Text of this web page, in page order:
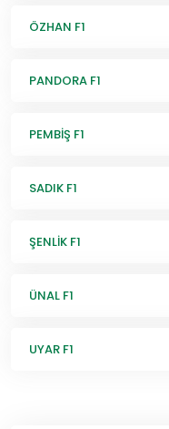
ÖZHAN F1
PANDORA F1
PEMBİŞ F1
SADIK F1
ŞENLİK F1
ÜNAL F1
UYAR F1